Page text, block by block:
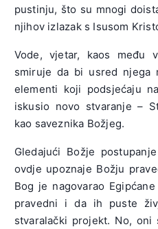
pustinju, što su mnogi
njihov izlazak s Isusom
Vode, vjetar, kaos među
smiruje da bi usred njega
elementi koji podsjećaju
iskusio novo stvaranje –
kao saveznika Božjeg.
Gledajući Božje
ovdje upoznaje Božju
Bog je nagovarao
pravedni i da ih puste
stvaralački projekt. No,